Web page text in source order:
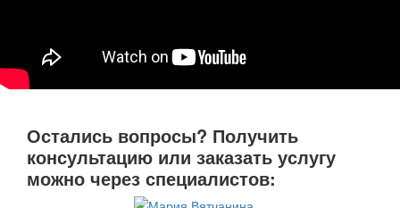
Остались вопросы? Получить
консультацию или заказать услугу
можно через специалистов: